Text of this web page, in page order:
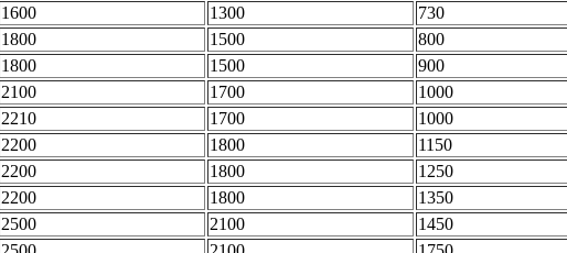
1600 1300 730
1800 1500 800
1800 1500 900
2100 1700 1000
2210 1700 1000
2200 1800 1150
2200 1800 1250
2200 1800 1350
2500 2100 1450